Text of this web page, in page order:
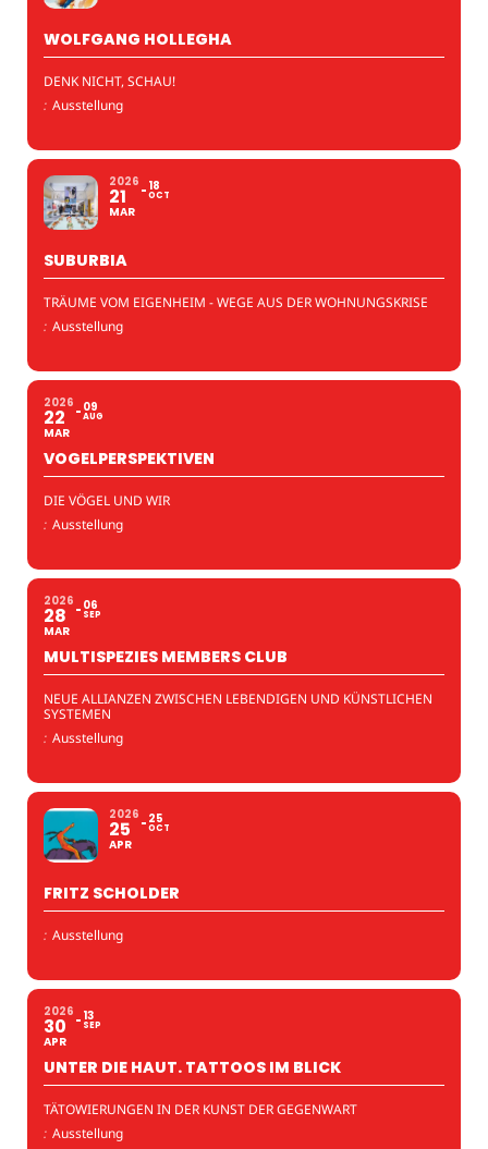
WOLFGANG HOLLEGHA
DENK NICHT, SCHAU!
: Ausstellung
2026
21
MAR
18
OCT
SUBURBIA
TRÄUME VOM EIGENHEIM - WEGE AUS DER WOHNUNGSKRISE
: Ausstellung
2026
22
MAR
09
AUG
VOGELPERSPEKTIVEN
DIE VÖGEL UND WIR
: Ausstellung
2026
28
MAR
06
SEP
MULTISPEZIES MEMBERS CLUB
NEUE ALLIANZEN ZWISCHEN LEBENDIGEN UND KÜNSTLICHEN
SYSTEMEN
: Ausstellung
2026
25
APR
25
OCT
FRITZ SCHOLDER
: Ausstellung
2026
30
APR
13
SEP
UNTER DIE HAUT. TATTOOS IM BLICK
TÄTOWIERUNGEN IN DER KUNST DER GEGENWART
: Ausstellung